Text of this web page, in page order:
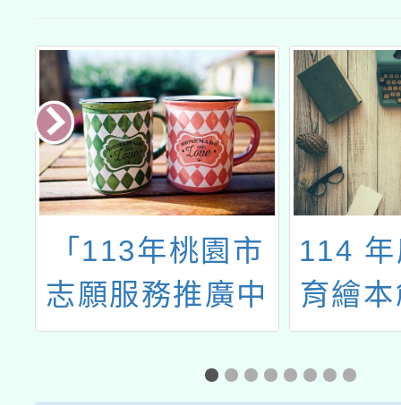
「113年桃園市
志願服務推廣中
心計畫之客家志
工特色方案計畫
114
育繪